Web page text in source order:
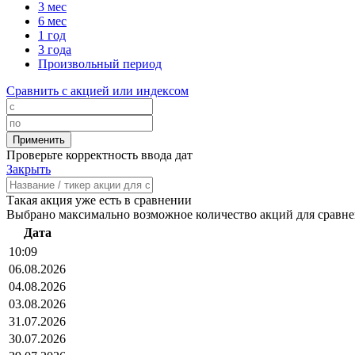
3 мес
6 мес
1 год
3 года
Произвольный период
Сравнить с акцией или индексом
Проверьте корректность ввода дат
Закрыть
Такая акция уже есть в сравнении
Выбрано максимально возможное количество акций для
Дата
10:09
06.08.2026
04.08.2026
03.08.2026
31.07.2026
30.07.2026